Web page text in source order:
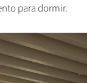
para dormir.